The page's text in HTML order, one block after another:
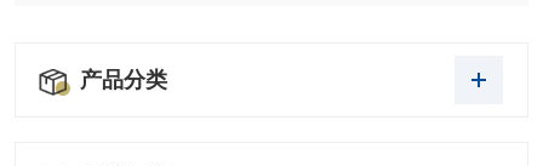
产品分类